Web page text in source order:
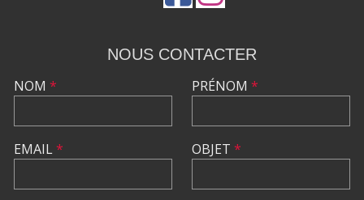
NOUS CONTACTER
NOM *
EMAIL*
PRÉNOM *
OBJET *